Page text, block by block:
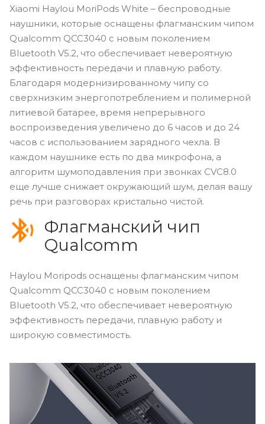
Xiaomi Haylou MoriPods White – беспроводные
наушники, которые оснащены флагманским чипом
Qualcomm QCC3040 с новым поколением
Bluetooth V5.2, что обеспечивает невероятную
эффективность передачи и плавную работу.
Благодаря модернизированному чипу со
сверхнизким энергопотреблением и полимерной
литиевой батарее, время непрерывного
воспроизведения увеличено до 6 часов и до 24
часов с использованием зарядного чехла. В
каждом наушнике есть по два микрофона, а
алгоритм шумоподавления при звонках CVC8.0
еще лучше снижает окружающий шум, делая вашу
речь при разговорах кристально чистой.
Флагманский чип
Qualcomm
Haylou Moripods оснащены флагманским чипом
Qualcomm QCC3040 с новым поколением
Bluetooth V5.2, что обеспечивает невероятную
эффективность передачи, плавную работу и
широкую совместимость.